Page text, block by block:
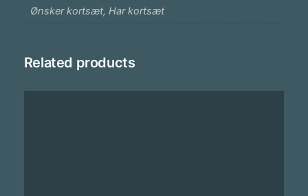
Ønsker kortsæt, Har kortsæt
Related products